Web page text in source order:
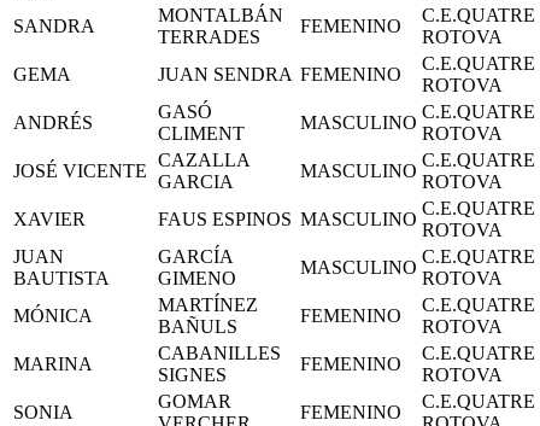
SANDRA
MONTALBÁN
TERRADES
FEMENINO
C.E.QUATRE
ROTOVA
GEMA
JUAN SENDRA FEMENINO
C.E.QUATRE
ROTOVA
ANDRÉS
GASÓ
CLIMENT
MASCULINO
C.E.QUATRE
ROTOVA
JOSÉ VICENTE
CAZALLA
GARCIA
MASCULINO
C.E.QUATRE
ROTOVA
XAVIER
FAUS ESPINOS MASCULINO
C.E.QUATRE
ROTOVA
JUAN
BAUTISTA
GARCÍA
GIMENO
MASCULINO
C.E.QUATRE
ROTOVA
MÓNICA
MARTÍNEZ
BAÑULS
FEMENINO
C.E.QUATRE
ROTOVA
MARINA
CABANILLES
SIGNES
FEMENINO
C.E.QUATRE
ROTOVA
SONIA
GOMAR
FEMENINO
C.E.QUATRE